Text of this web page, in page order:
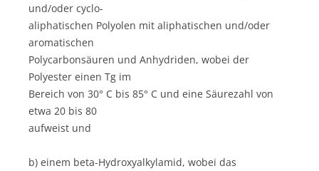
und/oder cyclo-
aliphatischen Polyolen mit aliphatischen und/oder
aromatischen
Polycarbonsäuren und Anhydriden, wobei der
Polyester einen Tg im
Bereich von 30° C bis 85° C und eine Säurezahl von
etwa 20 bis 80
aufweist und
b) einem beta-Hydroxyalkylamid, wobei das